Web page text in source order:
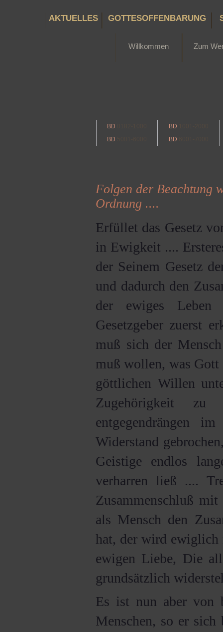
AKTUELLES GOTTESOFFENBARUNG
Willkommen Zum
BD BD
BD
BD
Folgen der Beachtung
Ordnung ....
Erfüllet das Gesetz
in Ewigkeit ....
der Seinem Gesetz
und dadurch den
der ewiges
Gesetzgeber zuerst
muß sich der
muß wollen, was
göttlichen Willen
Zugehörigkeit
entgegendrängen
Widerstand
Geistige endlos
verharren ließ ....
Zusammenschluß
als Mensch den
hat, der wird ewiglich
ewigen Liebe, Die
grundsätzlich
Es ist nun aber von
Menschen, so er